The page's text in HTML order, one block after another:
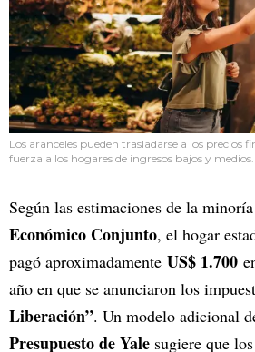
Los aranceles pueden trasladarse a los precios
fuerza a los hogares de ingresos bajos y
Según las estimaciones de la
Económico Conjunto, el hogar
pagó aproximadamente US$ 1.700
año en que se anunciaron los
Liberación”. Un modelo adicional
Presupuesto de Yale sugiere que